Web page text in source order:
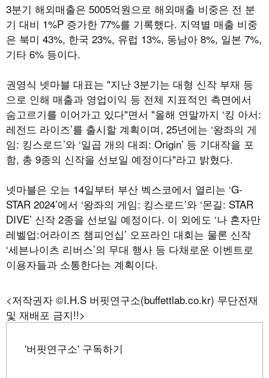
3분기 해외매출은 5005억원으로 해외매출 비중은 전 분
기 대비 1%P 증가한 77%를 기록했다. 지역별 매출 비중
은 북미 43%, 한국 23%, 유럽 13%, 동남아 8%, 일본 7%,
기타 6% 등이다.
권영식 넷마블 대표는 "지난 3분기는 대형 신작 부재 등
으로 인해 매출과 영업이익 등 전체 지표적인 측면에서
숨고르기를 이어가고 있다"면서 "올해 연말까지 ‘킹 아서:
레전드 라이즈’를 출시할 계획이며, 25년에는 ‘왕좌의 게
임: 킹스로드’와 ‘일곱 개의 대죄: Origin’ 등 기대작을 포
함, 총 9종의 신작을 선보일 예정이다"라고 밝혔다.
넷마블은 오는 14일부터 부산 벡스코에서 열리는 ‘G-
STAR 2024’에서 ‘왕좌의 게임: 킹스로드’와 ‘몬길: STAR
DIVE’ 신작 2종을 선보일 예정이다. 이 외에도 ‘나 혼자만
레벨업:어라이즈 챔피언십’ 오프라인 대회는 물론 신작
‘세븐나이츠 리버스’의 무대 행사 등 다채로운 이벤트로
이용자들과 소통한다는 계획이다.
<저작권자 ©I.H.S 버핏연구소(buffettlab.co.kr) 무단전재
및 재배포 금지!!>
'버핏연구소' 구독하기